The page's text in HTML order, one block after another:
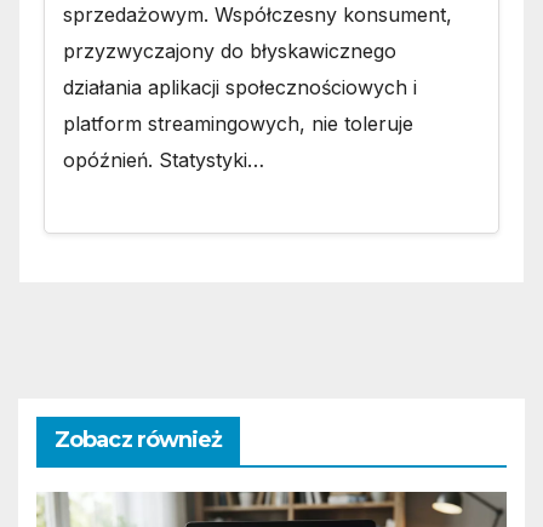
sprzedażowym. Współczesny konsument,
przyzwyczajony do błyskawicznego
działania aplikacji społecznościowych i
platform streamingowych, nie toleruje
opóźnień. Statystyki…
Zobacz również